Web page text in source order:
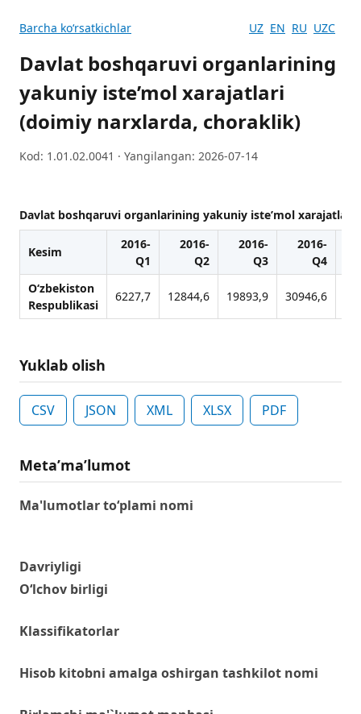
Barcha koʻrsatkichlar UZ EN RU UZC
Davlat boshqaruvi organlarining
yakuniy iste’mol xarajatlari
(doimiy narxlarda, choraklik)
Kod: 1.01.02.0041 · Yangilangan: 2026-07-14
Davlat boshqaruvi organlarining yakuniy iste’mol
Kesim
2016-
Q1
2016-
Q2
2016-
Q3
2016-
Q4
O‘zbekiston
Respublikasi
6227,7 12844,6 19893,9 30946,6
Yuklab olish
CSV JSON XML XLSX PDF
Metaʼmaʼlumot
Ma'lumotlar to‘plami nomi
Davriyligi
O‘lchov birligi
Klassifikatorlar
Hisob kitobni amalga oshirgan tashkilot nomi